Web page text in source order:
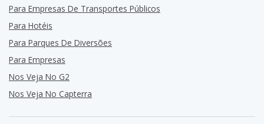
Para Empresas De Transportes Públicos
Para Hotéis
Para Parques De Diversões
Para Empresas
Nos Veja No G2
Nos Veja No Capterra